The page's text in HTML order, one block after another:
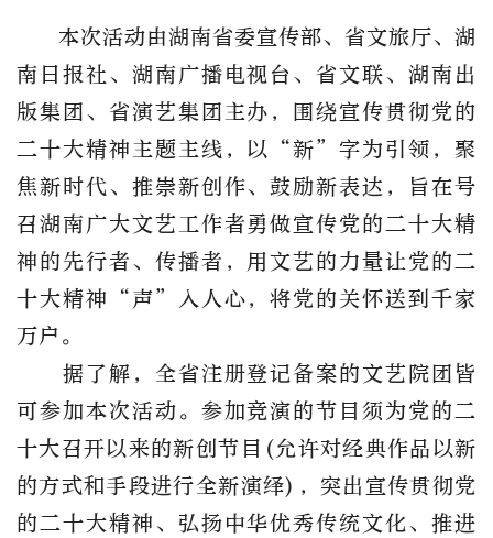
本次活动由湖南省委宣传部、省文旅厅、湖
南日报社、湖南广播电视台、省文联、湖南出
版集团、省演艺集团主办，围绕宣传贯彻党的
二十大精神主题主线，以“新”字为引领，聚
焦新时代、推崇新创作、鼓励新表达，旨在号
召湖南广大文艺工作者勇做宣传党的二十大精
神的先行者、传播者，用文艺的力量让党的二
十大精神“声”入人心，将党的关怀送到千家
万户。
据了解，全省注册登记备案的文艺院团皆
可参加本次活动。参加竞演的节目须为党的二
十大召开以来的新创节目(允许对经典作品以新
的方式和手段进行全新演绎)，突出宣传贯彻党
的二十大精神、弘扬中华优秀传统文化、推进